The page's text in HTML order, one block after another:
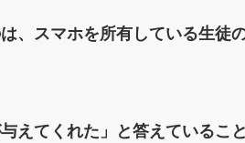
、スマホを所有している生徒
えてくれた」と答えていること